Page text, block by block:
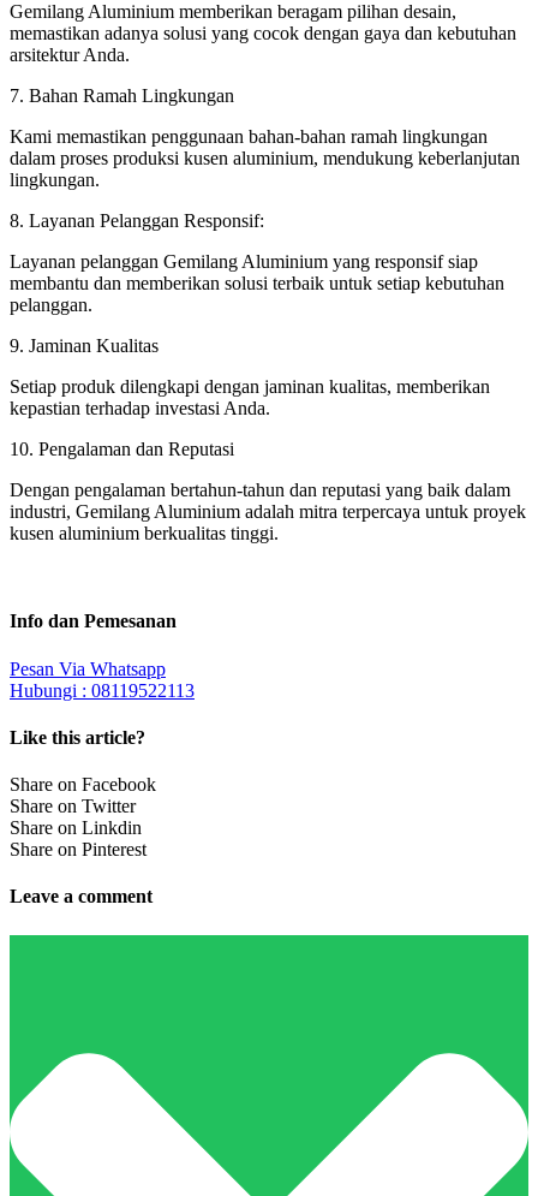
Gemilang Aluminium memberikan beragam pilihan desain,
memastikan adanya solusi yang cocok dengan gaya dan kebutuhan
arsitektur Anda.
7. Bahan Ramah Lingkungan
Kami memastikan penggunaan bahan-bahan ramah lingkungan
dalam proses produksi kusen aluminium, mendukung keberlanjutan
lingkungan.
8. Layanan Pelanggan Responsif:
Layanan pelanggan Gemilang Aluminium yang responsif siap
membantu dan memberikan solusi terbaik untuk setiap kebutuhan
pelanggan.
9. Jaminan Kualitas
Setiap produk dilengkapi dengan jaminan kualitas, memberikan
kepastian terhadap investasi Anda.
10. Pengalaman dan Reputasi
Dengan pengalaman bertahun-tahun dan reputasi yang baik dalam
industri, Gemilang Aluminium adalah mitra terpercaya untuk proyek
kusen aluminium berkualitas tinggi.
Info dan Pemesanan
Pesan Via Whatsapp
Hubungi : 08119522113
Like this article?
Share on Facebook
Share on Twitter
Share on Linkdin
Share on Pinterest
Leave a comment